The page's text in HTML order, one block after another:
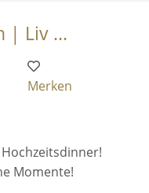
| Liv ...
Merken
Momente!